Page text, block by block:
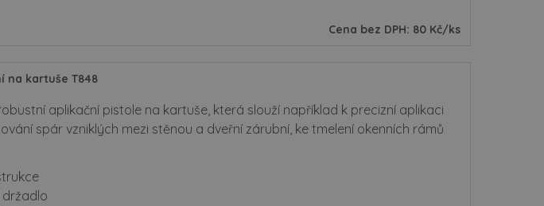
Cena bez DPH: 80 Kč/ks
na kartuše T848
aplikační pistole na kartuše, která slouží například k precizní aplikaci
spár vzniklých mezi stěnou a dveřní zárubní, ke tmelení okenních rámů